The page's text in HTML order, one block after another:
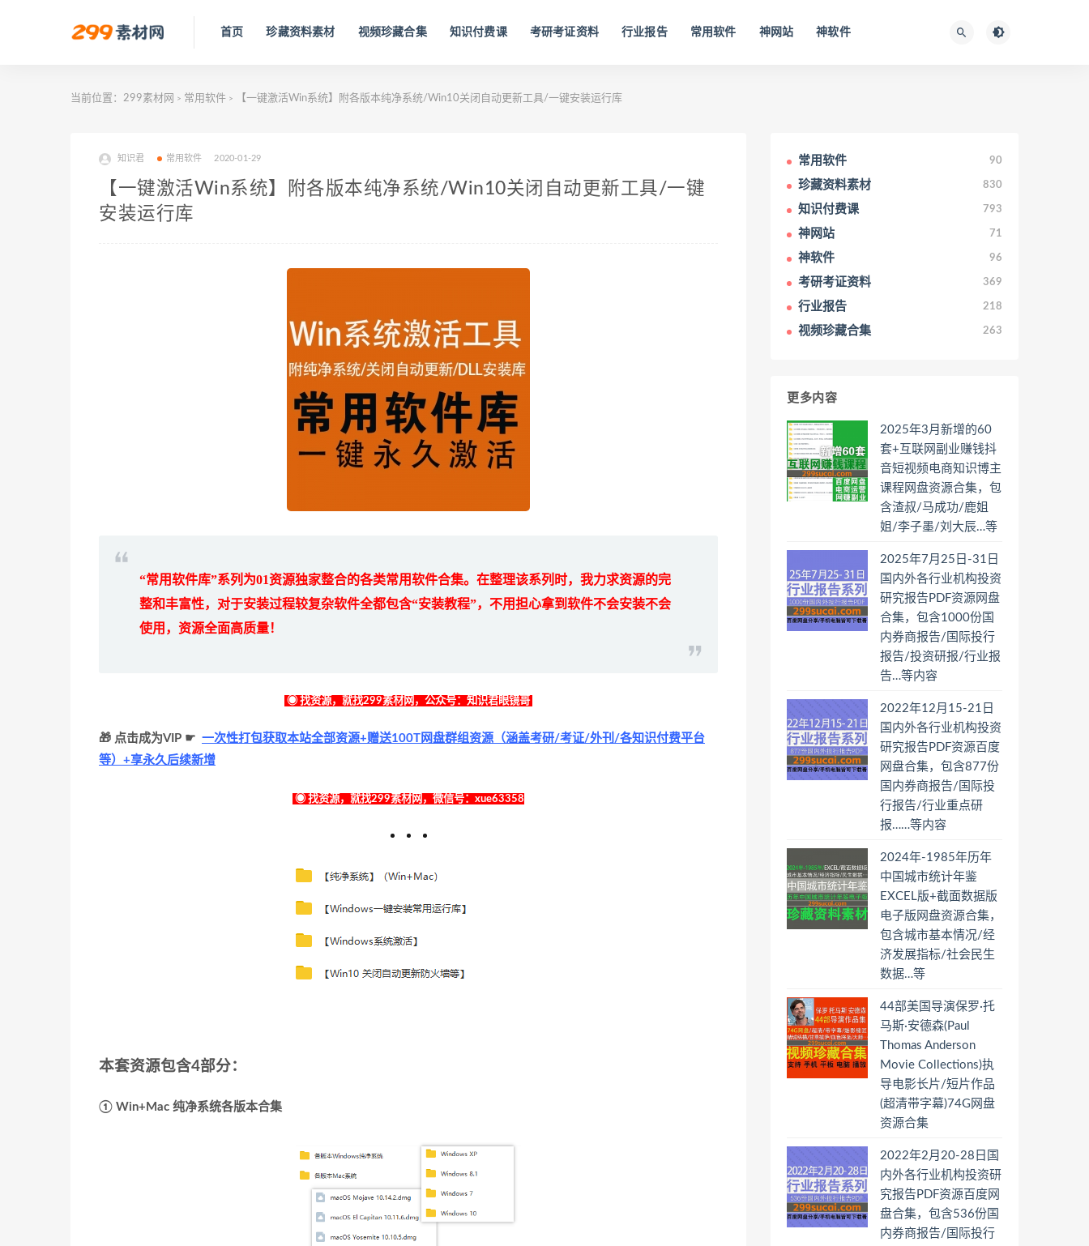
首页 珍藏资料素材 视频珍藏合集 知识付费课 考研考证资料 行业报告 常用软件 神网站 神软件
当前位置： 299素材网 > 常用软件 > 【一键激活Win系统】附各版本纯净系统/Win10关闭自动更新工具/一键安装运行库
知识君 常用软件 2020-01-29
【一键激活Win系统】附各版本纯净系统/Win10关闭自动更新工具/一键
安装运行库
“常用软件库”系列为01资源独家整合的各类常用软件合集。在整理该系列时，我力求资源的完
整和丰富性，对于安装过程较复杂软件全都包含“安装教程”，不用担心拿到软件不会安装不会
使用，资源全面高质量！
◉ 找资源，就找299素材网，公众号：知识君眼镜哥
🎁 点击成为VIP ☛ 一次性打包获取本站全部资源+赠送100T网盘群组资源（涵盖考研/考证/外刊/各知识付费平台
等）+享永久后续新增
◉ 找资源，就找299素材网，微信号：xue63358
本套资源包含4部分：
① Win+Mac 纯净系统各版本合集
常用软件 90
珍藏资料素材 830
知识付费课 793
神网站 71
神软件 96
考研考证资料 369
行业报告 218
视频珍藏合集 263
更多内容
2025年3月新增的60
套+互联网副业赚钱抖
音短视频电商知识博主
课程网盘资源合集，包
含渣叔/马成功/鹿姐
姐/李子墨/刘大辰…等
2025年7月25日-31日
国内外各行业机构投资
研究报告PDF资源网盘
合集，包含1000份国
内券商报告/国际投行
报告/投资研报/行业报
告…等内容
2022年12月15-21日
国内外各行业机构投资
研究报告PDF资源百度
网盘合集，包含877份
国内券商报告/国际投
行报告/行业重点研
报……等内容
2024年-1985年历年
中国城市统计年鉴
EXCEL版+截面数据版
电子版网盘资源合集，
包含城市基本情况/经
济发展指标/社会民生
数据…等
44部美国导演保罗·托
马斯·安德森(Paul
Thomas Anderson
Movie Collections)执
导电影长片/短片作品
(超清带字幕)74G网盘
资源合集
2022年2月20-28日国
内外各行业机构投资研
究报告PDF资源百度网
盘合集，包含536份国
内券商报告/国际投行